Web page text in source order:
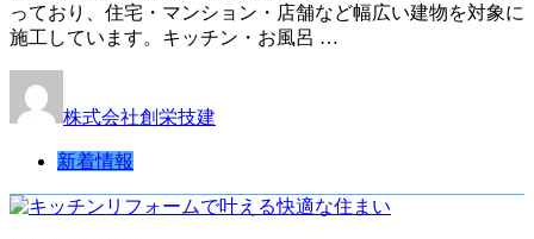
っており、住宅・マンション・店舗など幅広い建物を対象に
施工しています。キッチン・お風呂 …
株式会社創栄技建
新着情報